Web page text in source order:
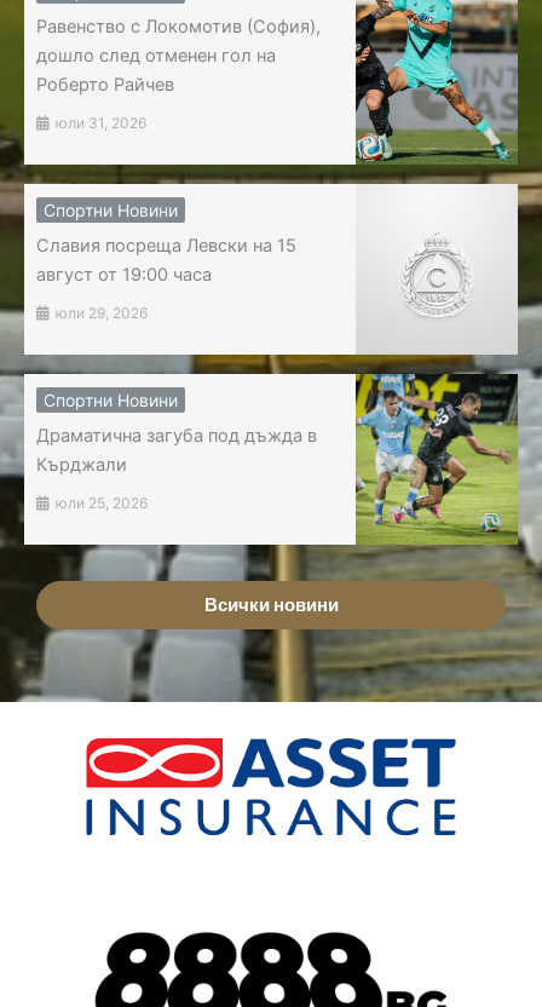
Равенство с Локомотив (София),
дошло след отменен гол на
Роберто Райчев
юли 31, 2026
Спортни Новини
Славия посреща Левски на 15
август от 19:00 часа
юли 29, 2026
Спортни Новини
Драматична загуба под дъжда в
Кърджали
юли 25, 2026
Всички новини